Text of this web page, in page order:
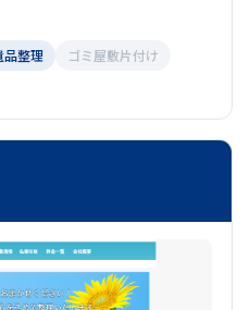
品整理
ゴミ屋敷片付け